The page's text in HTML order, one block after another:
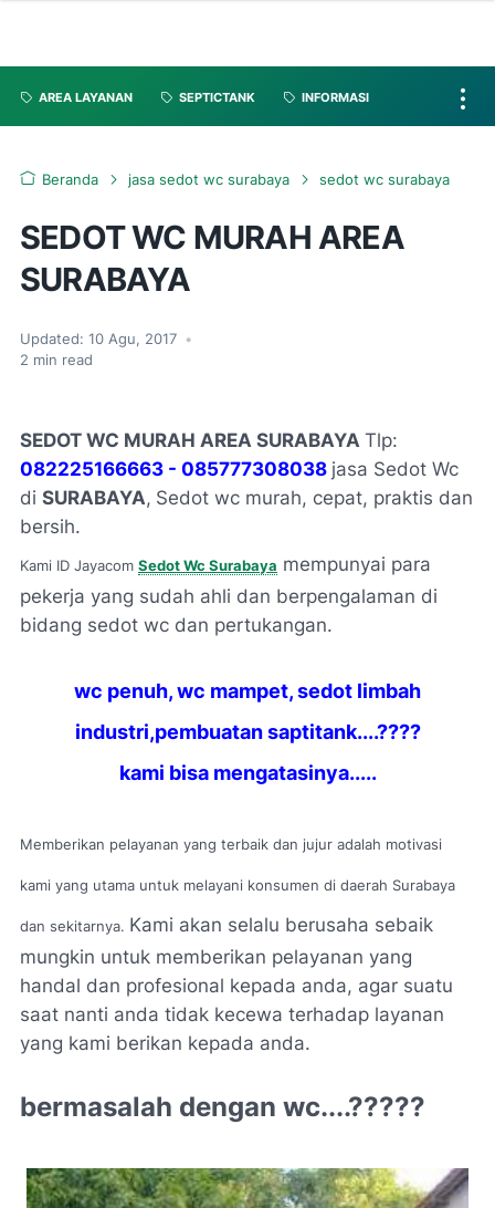
AREA LAYANAN SEPTICTANK INFORMASI
Beranda jasa sedot wc surabaya sedot wc surabaya
SEDOT WC MURAH AREA
SURABAYA
Updated: 10 Agu, 2017 •
2 min read
SEDOT WC MURAH AREA SURABAYA Tlp:
082225166663 - 085777308038 jasa Sedot Wc
di SURABAYA, Sedot wc murah, cepat, praktis dan
bersih.
Kami ID Jayacom Sedot Wc Surabaya mempunyai para
pekerja yang sudah ahli dan berpengalaman di
bidang sedot wc dan pertukangan.
wc penuh, wc mampet, sedot limbah
industri,pembuatan saptitank....????
kami bisa mengatasinya.....
Memberikan pelayanan yang terbaik dan jujur adalah motivasi
kami yang utama untuk melayani konsumen di daerah Surabaya
dan sekitarnya. Kami akan selalu berusaha sebaik
mungkin untuk memberikan pelayanan yang
handal dan profesional kepada anda, agar suatu
saat nanti anda tidak kecewa terhadap layanan
yang kami berikan kepada anda.
bermasalah dengan wc....?????